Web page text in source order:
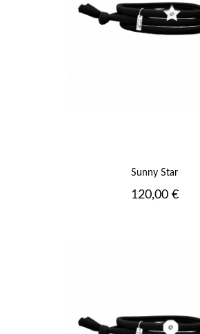
Sunny Star
Prix
120,00 €